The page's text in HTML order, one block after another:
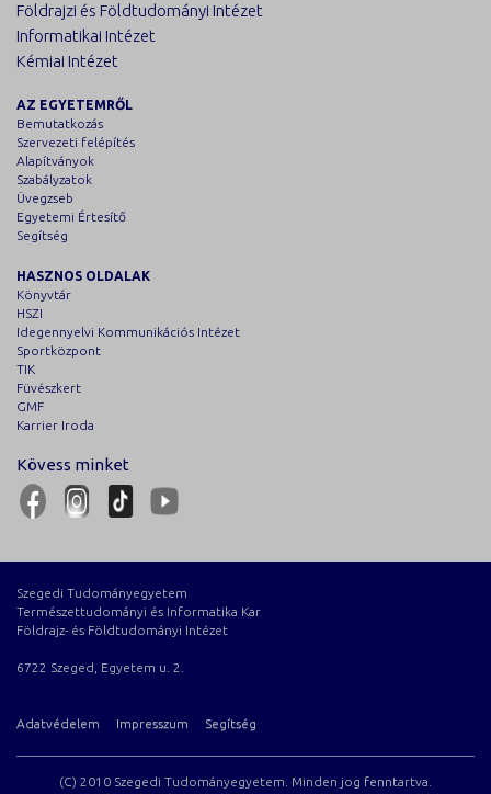
Földrajzi és Földtudományi Intézet
Informatikai Intézet
Kémiai Intézet
AZ EGYETEMRŐL
Bemutatkozás
Szervezeti felépítés
Alapítványok
Szabályzatok
Üvegzseb
Egyetemi Értesítő
Segítség
HASZNOS OLDALAK
Könyvtár
HSZI
Idegennyelvi Kommunikációs Intézet
Sportközpont
TIK
Füvészkert
GMF
Karrier Iroda
Kövess minket
Szegedi Tudományegyetem
Természettudományi és Informatika Kar
Földrajz- és Földtudományi Intézet
6722 Szeged, Egyetem u. 2.
Adatvédelem Impresszum Segítség
(C) 2010 Szegedi Tudományegyetem. Minden jog fenntartva.